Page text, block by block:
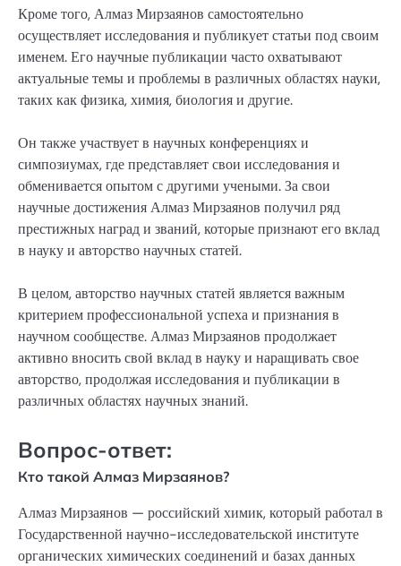
Кроме того, Алмаз Мирзаянов самостоятельно
осуществляет исследования и публикует статьи под своим
именем. Его научные публикации часто охватывают
актуальные темы и проблемы в различных областях науки,
таких как физика, химия, биология и другие.
Он также участвует в научных конференциях и
симпозиумах, где представляет свои исследования и
обменивается опытом с другими учеными. За свои
научные достижения Алмаз Мирзаянов получил ряд
престижных наград и званий, которые признают его вклад
в науку и авторство научных статей.
В целом, авторство научных статей является важным
критерием профессиональной успеха и признания в
научном сообществе. Алмаз Мирзаянов продолжает
активно вносить свой вклад в науку и наращивать свое
авторство, продолжая исследования и публикации в
различных областях научных знаний.
Вопрос-ответ:
Кто такой Алмаз Мирзаянов?
Алмаз Мирзаянов — российский химик, который работал в
Государственной научно-исследовательской институте
органических химических соединений и базах данных